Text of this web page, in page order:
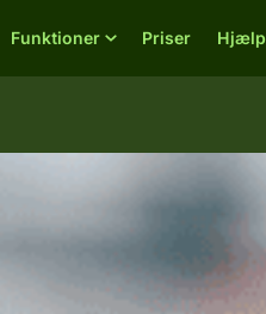
Funktioner Priser Hjælp